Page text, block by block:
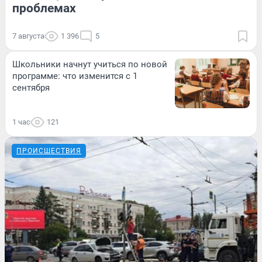
проблемах
7 августа 1 396 5
Школьники начнут учиться по новой
программе: что изменится с 1
сентября
1 час 121
ПРОИСШЕСТВИЯ